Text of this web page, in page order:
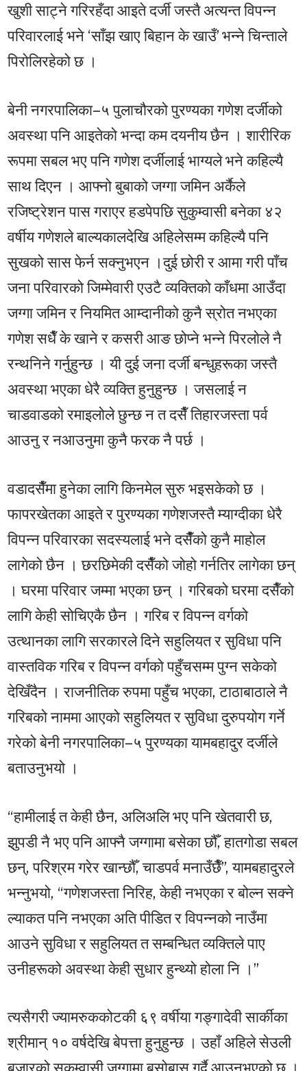
खुशी साट्ने गरिरहँदा आइते दर्जी जस्तै अत्यन्त विपन्न
परिवारलाई भने ‘साँझ खाए बिहान के खाउँ’ भन्ने चिन्ताले
पिरोलिरहेको छ ।
बेनी नगरपालिका–५ पुलाचौरको पुरण्यका गणेश दर्जीको
अवस्था पनि आइतेको भन्दा कम दयनीय छैन । शारीरिक
रूपमा सबल भए पनि गणेश दर्जीलाई भाग्यले भने कहिल्यै
साथ दिएन । आफ्नो बुबाको जग्गा जमिन अर्कैले
रजिष्ट्रेशन पास गराएर हडपेपछि सुकुम्वासी बनेका ४२
वर्षीय गणेशले बाल्यकालदेखि अहिलेसम्म कहिल्यै पनि
सुखको सास फेर्न सक्नुभएन ।दुई छोरी र आमा गरी पाँच
जना परिवारको जिम्मेवारी एउटै व्यक्तिको काँधमा आउँदा
जग्गा जमिन र नियमित आम्दानीको कुनै स्रोत नभएका
गणेश सधैँ के खाने र कसरी आङ छोप्ने भन्ने पिरलोले नै
रन्थनिने गर्नुहुन्छ । यी दुई जना दर्जी बन्धुहरूका जस्तै
अवस्था भएका धेरै व्यक्ति हुनुहुन्छ । जसलाई न
चाडवाडको रमाइलोले छुन्छ न त दसैँ तिहारजस्ता पर्व
आउनु र नआउनुमा कुनै फरक नै पर्छ ।
वडादसैँमा हुनेका लागि किनमेल सुरु भइसकेको छ ।
फापरखेतका आइते र पुरण्यका गणेशजस्तै म्याग्दीका धेरै
विपन्न परिवारका सदस्यलाई भने दसैँंको कुनै माहोल
लागेको छैन । छरछिमेकी दसैँको जोहो गर्नतिर लागेका छन्
। घरमा परिवार जम्मा भएका छन् । गरिबको घरमा दसैँको
लागि केही सोचिएकै छैन । गरिब र विपन्न वर्गको
उत्थानका लागि सरकारले दिने सहुलियत र सुविधा पनि
वास्तविक गरिब र विपन्न वर्गको पहुँचसम्म पुग्न सकेको
देखिँदैन । राजनीतिक रुपमा पहुँच भएका, टाठाबाठाले नै
गरिबको नाममा आएको सहुलियत र सुविधा दुरुपयोग गर्ने
गरेको बेनी नगरपालिका–५ पुरण्यका यामबहादुर दर्जीले
बताउनुभयो ।
“हामीलाई त केही छैन, अलिअलि भए पनि खेतवारी छ,
झुपडी नै भए पनि आफ्नै जग्गामा बसेका छौँ, हातगोडा सबल
छन्, परिश्रम गरेर खान्छौँ, चाडपर्व मनाउँछैँ”, यामबहादुरले
भन्नुभयो, “गणेशजस्ता निरिह, केही नभएका र बोल्न सक्ने
ल्याकत पनि नभएका अति पीडित र विपन्नको नाउँमा
आउने सुविधा र सहुलियत त सम्बन्धित व्यक्तिले पाए
उनीहरूको अवस्था केही सुधार हुन्थ्यो होला नि ।”
त्यसैगरी ज्यामरुककोटकी ६९ वर्षीया गङ्गादेवी सार्कीका
श्रीमान् १० वर्षदेखि बेपत्ता हुनुहुन्छ । उहाँ अहिले सेउली